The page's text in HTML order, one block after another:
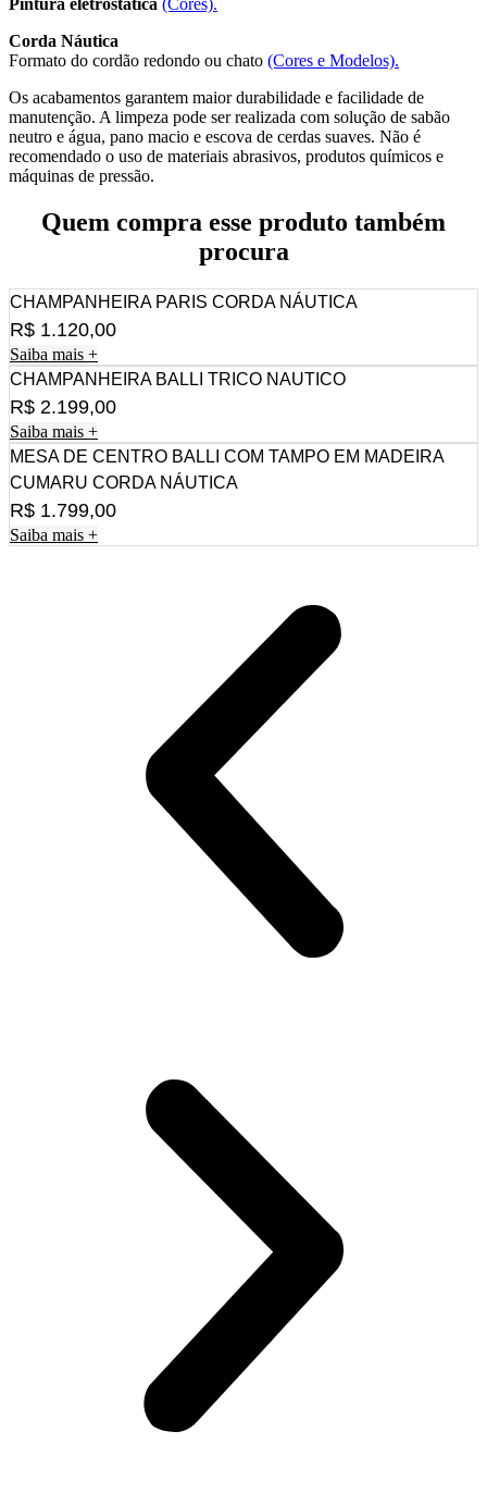
Corda Náutica
Formato do cordão redondo ou chato (Cores e Modelos).
Os acabamentos garantem maior durabilidade e facilidade de
manutenção. A limpeza pode ser realizada com solução de sabão
neutro e água, pano macio e escova de cerdas suaves. Não é
recomendado o uso de materiais abrasivos, produtos químicos e
máquinas de pressão.
Quem compra esse produto também
procura
CHAMPANHEIRA PARIS CORDA NÁUTICA
R$ 1.120,00
Saiba mais +
CHAMPANHEIRA BALLI TRICO NAUTICO
R$ 2.199,00
Saiba mais +
MESA DE CENTRO BALLI COM TAMPO EM MADEIRA
CUMARU CORDA NÁUTICA
R$ 1.799,00
Saiba mais +